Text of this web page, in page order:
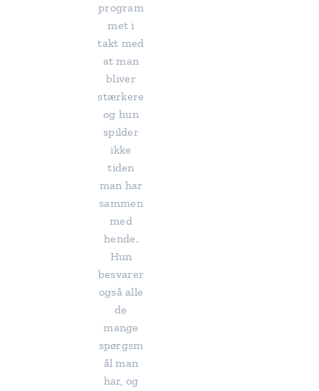
program
met i
takt med
at man
bliver
stærkere
og hun
spilder
ikke
tiden
man har
sammen
med
hende.
Hun
besvarer
også alle
de
mange
spørgsm
ål man
har, og